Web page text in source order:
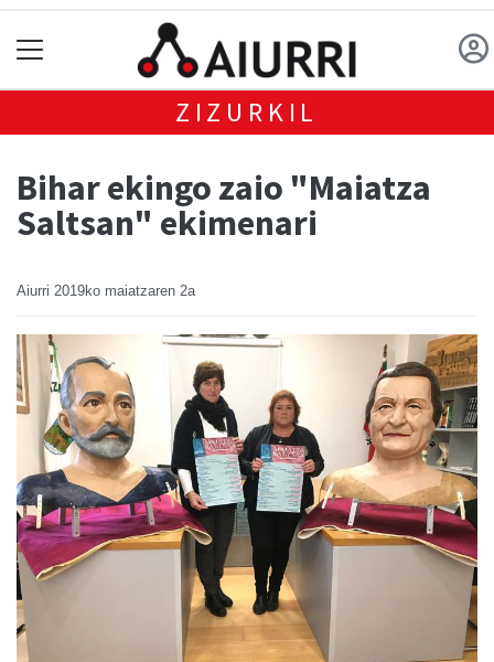
ZIZURKIL
Bihar ekingo zaio "Maiatza
Saltsan" ekimenari
Aiurri 2019ko maiatzaren 2a